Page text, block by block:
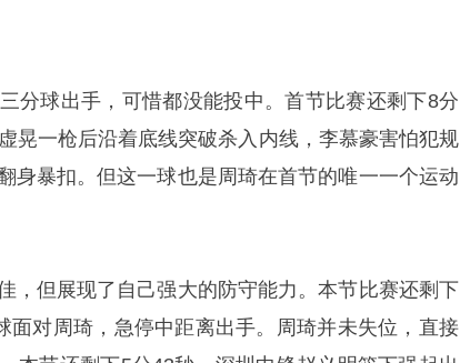
分球出手，可惜都没能投中。首节比赛还剩下8分
虚晃一枪后沿着底线突破杀入内线，李慕豪害怕犯规
身暴扣。但这一球也是周琦在首节的唯一一个运动
，但展现了自己强大的防守能力。本节比赛还剩下
面对周琦，急停中距离出手。周琦并未失位，直接